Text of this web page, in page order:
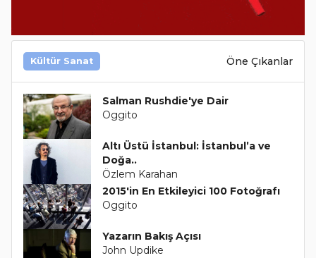
Kültür Sanat Öne Çıkanlar
Salman Rushdie'ye Dair
Oggito
Altı Üstü İstanbul: İstanbul’a ve
Doğa..
Özlem Karahan
2015'in En Etkileyici 100 Fotoğrafı
Oggito
Yazarın Bakış Açısı
John Updike